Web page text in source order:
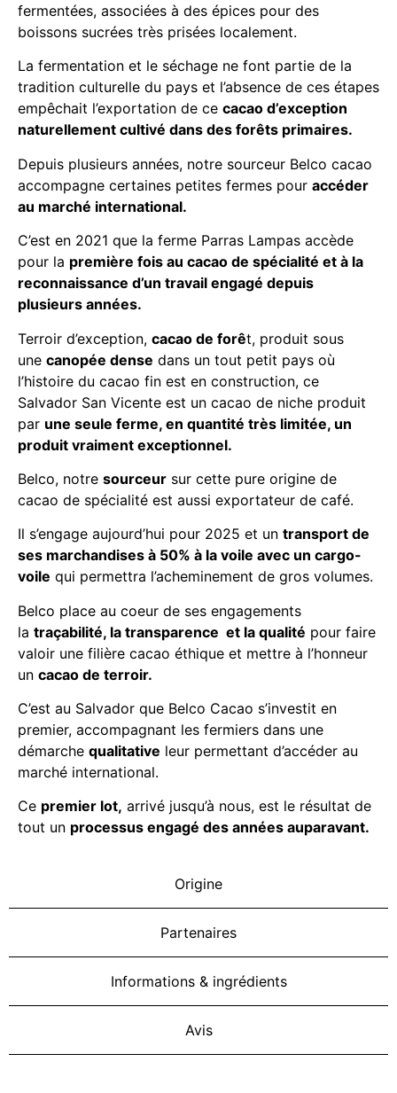
Origine
Partenaires
Informations & ingrédients
Avis
fermentées, associées à des épices pour des
boissons sucrées très prisées localement.
La fermentation et le séchage ne font partie de la
tradition culturelle du pays et l’absence de ces étapes
empêchait l’exportation de ce cacao d’exception
naturellement cultivé dans des forêts primaires.
Depuis plusieurs années, notre sourceur Belco cacao
accompagne certaines petites fermes pour accéder
au marché international.
C’est en 2021 que la ferme Parras Lampas accède
pour la première fois au cacao de spécialité et à la
reconnaissance d’un travail engagé depuis
plusieurs années.
Terroir d’exception, cacao de forêt, produit sous
une canopée dense dans un tout petit pays où
l’histoire du cacao fin est en construction, ce
Salvador San Vicente est un cacao de niche produit
par une seule ferme, en quantité très limitée, un
produit vraiment exceptionnel.
Belco, notre sourceur sur cette pure origine de
cacao de spécialité est aussi exportateur de café.
Il s’engage aujourd’hui pour 2025 et un transport de
ses marchandises à 50% à la voile avec un cargo-
voile qui permettra l’acheminement de gros volumes.
Belco place au coeur de ses engagements
la traçabilité, la transparence et la qualité pour faire
valoir une filière cacao éthique et mettre à l’honneur
un cacao de terroir.
C’est au Salvador que Belco Cacao s’investit en
premier, accompagnant les fermiers dans une
démarche qualitative leur permettant d’accéder au
marché international.
Ce premier lot, arrivé jusqu’à nous, est le résultat de
tout un processus engagé des années auparavant.